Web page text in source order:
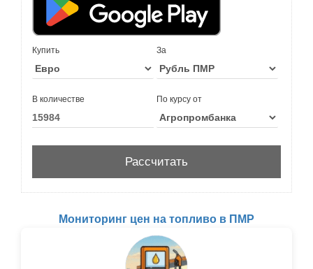
Купить За
В количестве По курсу от
Мониторинг цен на топливо в ПМР